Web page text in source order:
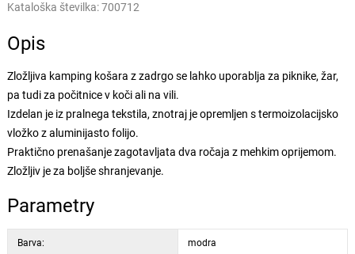
Kataloška številka:700712
Opis
Zložljiva kamping košara z zadrgo se lahko uporablja za piknike, žar,
pa tudi za počitnice v koči ali na vili.
Izdelan je iz pralnega tekstila, znotraj je opremljen s termoizolacijsko
vložko z aluminijasto folijo.
Praktično prenašanje zagotavljata dva ročaja z mehkim oprijemom.
Zložljiv je za boljše shranjevanje.
Parametry
Barva: modra